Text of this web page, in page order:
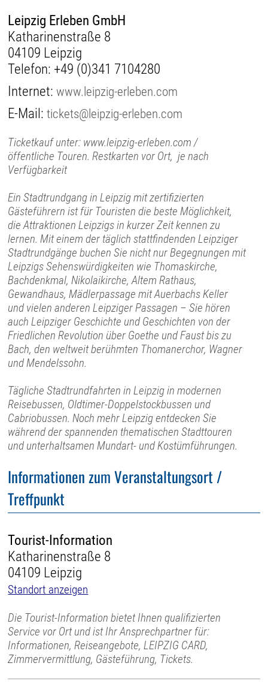
Leipzig Erleben GmbH
Katharinenstraße 8
04109 Leipzig
Telefon: +49 (0)341 7104280
Internet:www.leipzig-erleben.com
E-Mail:tickets@leipzig-erleben.com
Ticketkauf unter: www.leipzig-erleben.com /
öffentliche Touren. Restkarten vor Ort, je nach
Verfügbarkeit
Ein Stadtrundgang in Leipzig mit zertifizierten
Gästeführern ist für Touristen die beste Möglichkeit,
die Attraktionen Leipzigs in kurzer Zeit kennen zu
lernen. Mit einem der täglich stattfindenden Leipziger
Stadtrundgänge buchen Sie nicht nur Begegnungen mit
Leipzigs Sehenswürdigkeiten wie Thomaskirche,
Bachdenkmal, Nikolaikirche, Altem Rathaus,
Gewandhaus, Mädlerpassage mit Auerbachs Keller
und vielen anderen Leipziger Passagen – Sie hören
auch Leipziger Geschichte und Geschichten von der
Friedlichen Revolution über Goethe und Faust bis zu
Bach, den weltweit berühmten Thomanerchor, Wagner
und Mendelssohn.
Tägliche Stadtrundfahrten in Leipzig in modernen
Reisebussen, Oldtimer-Doppelstockbussen und
Cabriobussen. Noch mehr Leipzig entdecken Sie
während der spannenden thematischen Stadttouren
und unterhaltsamen Mundart- und Kostümführungen.
Informationen zum Veranstaltungsort /
Treffpunkt
Tourist-Information
Katharinenstraße 8
04109 Leipzig
Standort anzeigen
Die Tourist-Information bietet Ihnen qualifizierten
Service vor Ort und ist Ihr Ansprechpartner für:
Informationen, Reiseangebote, LEIPZIG CARD,
Zimmervermittlung, Gästeführung, Tickets.